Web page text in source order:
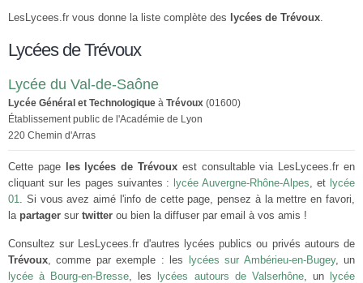
LesLycees.fr vous donne la liste complète des lycées de Trévoux.
Lycées de Trévoux
Lycée du Val-de-Saône
Lycée Général et Technologique à Trévoux (01600)
Établissement public de l'Académie de Lyon
220 Chemin d'Arras
Cette page les lycées de Trévoux est consultable via LesLycees.fr en
cliquant sur les pages suivantes : lycée Auvergne-Rhône-Alpes, et lycée
01. Si vous avez aimé l'info de cette page, pensez à la mettre en favori,
la partager sur twitter ou bien la diffuser par email à vos amis !
Consultez sur LesLycees.fr d'autres lycées publics ou privés autours de
Trévoux, comme par exemple : les lycées sur Ambérieu-en-Bugey, un
lycée à Bourg-en-Bresse, les lycées autours de Valserhône, un
lycée